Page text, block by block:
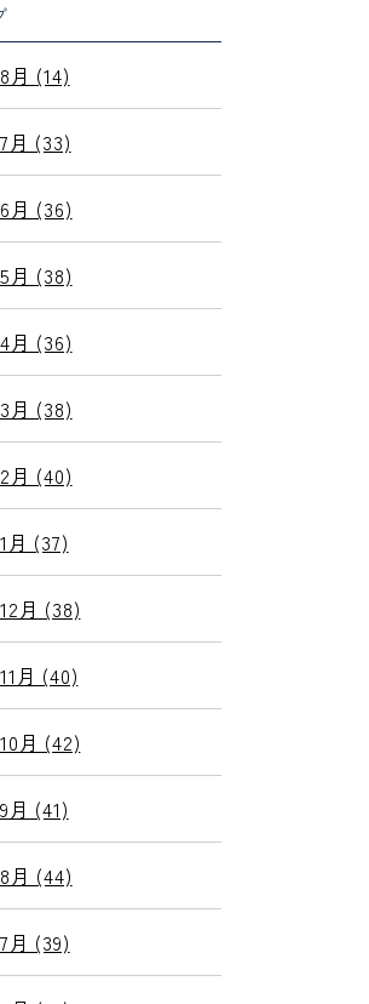
月 (14)
月 (33)
月 (36)
月 (38)
月 (36)
月 (38)
月 (40)
月 (37)
月 (38)
月 (40)
月 (42)
月 (41)
月 (44)
月 (39)